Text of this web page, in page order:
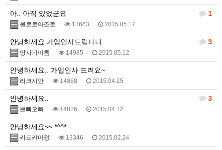
1
아.. 아직 있었군요
롤로로아조로 13663 2015.05.17
3
안녕하세요 가입인사드립니다.
망자의이름 14985 2015.05.12
안녕하세요.. 가입인사 드려요~
라크시안 14868 2015.04.25
3
안녕하세요..
뽀삐오빠 14826 2015.04.12
안녕하세요~~ *^^*
카프카마왕 13346 2015.02.24